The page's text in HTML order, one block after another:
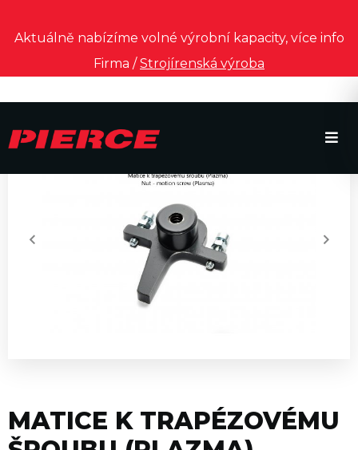
Aktuálně nabízíme volné výrobní kapacity, více info
Firma /Strojírenská výroba
MATICE K TRAPÉZOVÉMU